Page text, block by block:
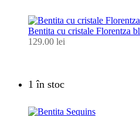
Bentita cu cristale Florentza
129.00 lei
1 în stoc